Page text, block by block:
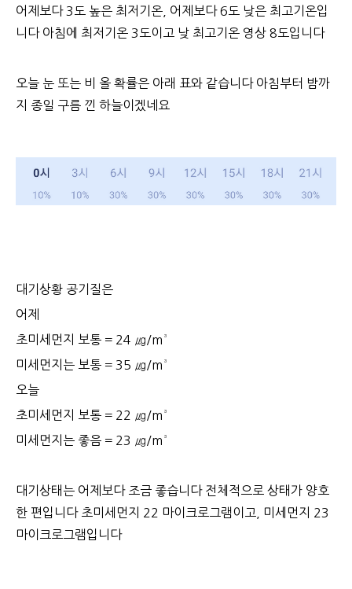
어제보다 3도 높은 최저기온, 어제보다 6도 낮은 최고기온입
니다 아침에 최저기온 3도이고 낮 최고기온 영상 8도입니다
오늘 눈 또는 비 올 확률은 아래 표와 같습니다 아침부터 밤까
지 종일 구름 낀 하늘이겠네요
대기상황 공기질은
어제
초미세먼지 보통 = 24 ㎍/m³
미세먼지는 보통 = 35 ㎍/m³
오늘
초미세먼지 보통 = 22 ㎍/m³
미세먼지는 좋음 = 23 ㎍/m³
대기상태는 어제보다 조금 좋습니다 전체적으로 상태가 양호
한 편입니다 초미세먼지 22 마이크로그램이고, 미세먼지 23
마이크로그램입니다